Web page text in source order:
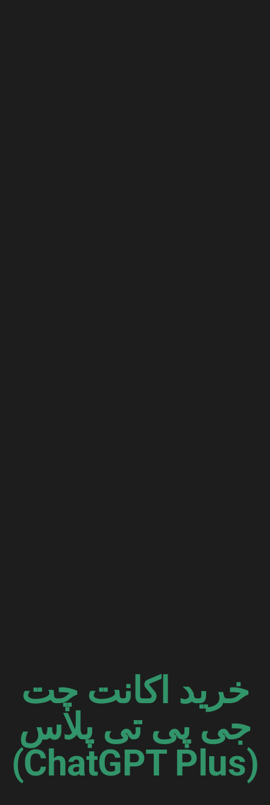
خرید اکانت چت
جی پی تی پلاس
(ChatGPT Plus)